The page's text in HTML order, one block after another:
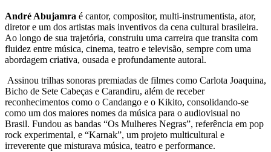
André Abujamra é cantor, compositor, multi-instrumentista, ator,
diretor e um dos artistas mais inventivos da cena cultural brasileira.
Ao longo de sua trajetória, construiu uma carreira que transita com
fluidez entre música, cinema, teatro e televisão, sempre com uma
abordagem criativa, ousada e profundamente autoral.
Assinou trilhas sonoras premiadas de filmes como Carlota Joaquina,
Bicho de Sete Cabeças e Carandiru, além de receber
reconhecimentos como o Candango e o Kikito, consolidando-se
como um dos maiores nomes da música para o audiovisual no
Brasil. Fundou as bandas “Os Mulheres Negras”, referência em pop
rock experimental, e “Karnak”, um projeto multicultural e
irreverente que misturava música, teatro e performance.